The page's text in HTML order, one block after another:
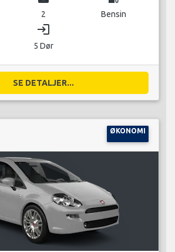
2 Bensin
login
5 Dør
SE DETALJER...
ØKONOMI